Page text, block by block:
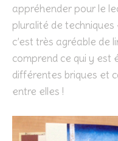
appréhender pour le
pluralité de
c’est très agréable de
comprend ce qui y est
différentes briques et
entre elles !